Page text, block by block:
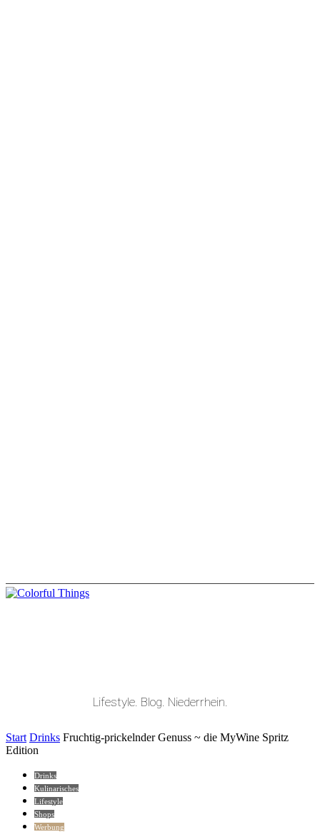
Lifestyle. Blog. Niederrhein.
Start Drinks Fruchtig-prickelnder Genuss ~ die MyWine Spritz
Edition
Drinks
Kulinarisches
Lifestyle
Shops
Werbung